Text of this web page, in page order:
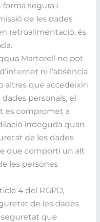
segura i
de les dades
retroalimentació, és
Martorell no pot
ni l’absència
altres que accedeixin
personals, el
es compromet a
indeguda quan
de les dades
que comporti un alt
les persones
4 del RGPD,
de les dades
seguretat que